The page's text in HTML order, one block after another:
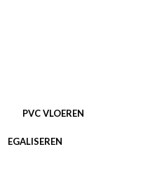
PVC VLOEREN
EGALISEREN